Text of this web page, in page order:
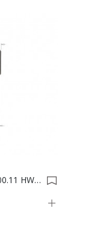
CMT WIERTŁO 308.100.11 HW NP D10 I30 RH 0008426